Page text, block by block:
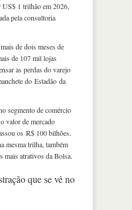
US$ 1 trilhão em 2026,
pela consultoria
de dois meses de
de 107 mil lojas
as perdas do varejo
do Estadão da
segmento de comércio
valor de mercado
os R$ 100 bilhões.
mesma trilha, também
mais atrativos da Bolsa.
que se vê no